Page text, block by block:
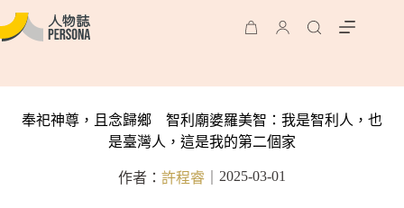
奉祀神尊，且念歸鄉 智利廟婆羅美智：我是智利人，也
是臺灣人，這是我的第二個家
作者： 許程睿 2025-03-01